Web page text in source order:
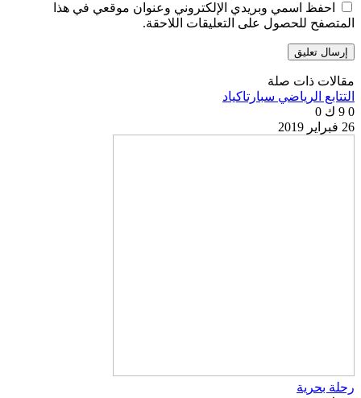
احفظ اسمي وبريدي الإلكتروني وعنوان موقعي في هذا
المتصفح للحصول على التعليقات اللاحقة.
مقالات ذات صلة
التتابع الرياضي سبارتاكياد
0 9 ك
0
26 فبراير 2019
رحلة بحرية